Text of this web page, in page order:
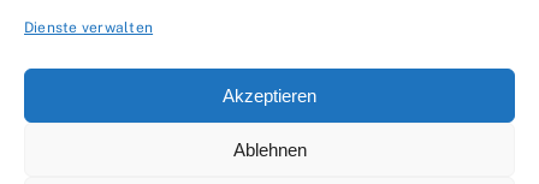
Dienste verwalten
Akzeptieren
Ablehnen
© 2007 - 2026 •by Moveco